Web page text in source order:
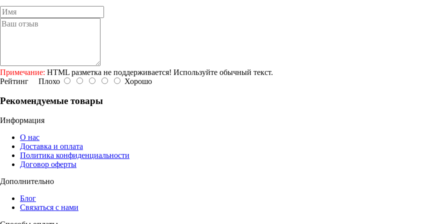
Примечание: HTML разметка не поддерживается! Используйте обычный текст.
Рейтинг Плохо
Хорошо
Рекомендуемые товары
Информация
О нас
Доставка и оплата
Политика конфиденциальности
Договор оферты
Дополнительно
Блог
Связаться с нами